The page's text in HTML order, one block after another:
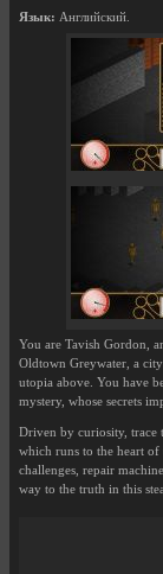
Язык: Английский.
You are Tavish Gordon,
Oldtown Greywater, a
utopia above. You have
mystery, whose secrets
Driven by curiosity, trace
which runs to the heart of
challenges, repair
way to the truth in this